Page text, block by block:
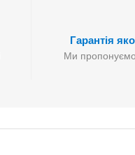
Гарантія
Ми пропонуємо